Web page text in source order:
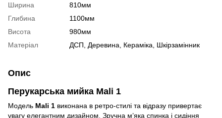
Ширина
810мм
Глибина
1100мм
Висота
980мм
Матеріал
ДСП, Деревина, Кераміка, Шкірзамінник
Опис
Перукарська мийка Mali 1
Модель Mali 1 виконана в ретро-стилі та відразу привертає
увагу елегантним дизайном. Зручна м’яка спинка і сидіння